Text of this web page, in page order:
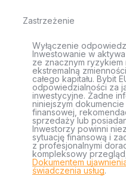
Zastrzeżenie
Wyłączenie
Inwestowanie w
ze znacznym ryzykiem
ekstremalną
całego kapitału. Bybit
odpowiedzialności za
inwestycyjne. Żadne
niniejszym
finansowej,
sprzedaży lub
Inwestorzy powinni
sytuację finansową i
z profesjonalnymi
kompleksowy
Dokumentem
świadczenia usług.